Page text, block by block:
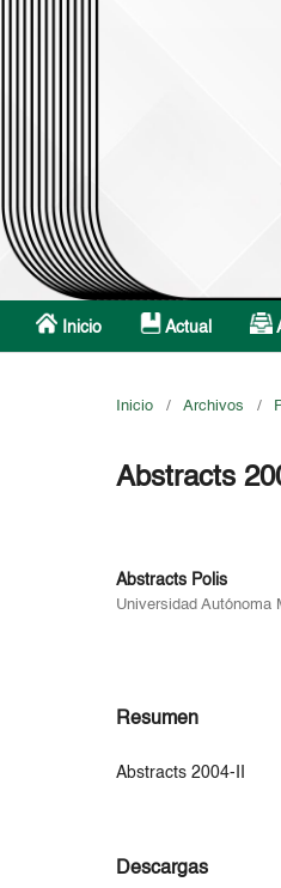
Inicio Actual
Inicio / Archivos /
Abstracts
Abstracts Polis
Universidad Autónoma
Resumen
Abstracts 2004-II
Descargas